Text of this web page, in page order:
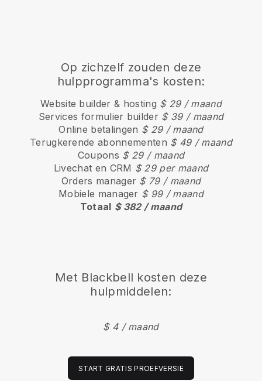
Op zichzelf zouden deze
hulpprogramma's kosten:
Website builder & hosting $ 29 / maand
Services formulier builder $ 39 / maand
Online betalingen $ 29 / maand
Terugkerende abonnementen $ 49 / maand
Coupons $ 29 / maand
Livechat en CRM $ 29 per maand
Orders manager $ 79 / maand
Mobiele manager $ 99 / maand
Totaal $ 382 / maand
Met Blackbell kosten deze
hulpmiddelen:
$ 4 / maand
START GRATIS PROEFVERSIE